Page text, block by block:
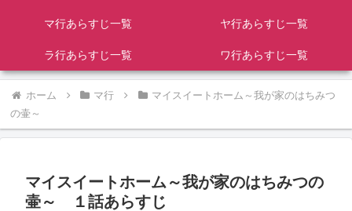
マ行あらすじ一覧 ヤ行あらすじ一覧
ラ行あらすじ一覧 ワ行あらすじ一覧
ホーム マ行
マイスイートホーム～我が家のはちみつ
の壷～
マイスイートホーム～我が家のはちみつの
壷～ １話あらすじ